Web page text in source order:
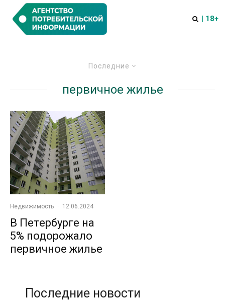
| 18+
Последние
первичное жилье
Недвижимость · 12.06.2024
В Петербурге на
5% подорожало
первичное жилье
Последние новости